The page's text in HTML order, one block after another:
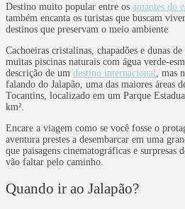
Destino muito popular entre os amantes do
também encanta os turistas que buscam
destinos que preservam o meio ambiente
Cachoeiras cristalinas, chapadões e dunas
muitas piscinas naturais com água verde-
descrição de um destino internacional , mas
falando do Jalapão, uma das maiores áreas
Tocantins, localizado em um Parque
km².
Encare a viagem como se você fosse o
aventura prestes a desembarcar em uma
que paisagens cinematográficas e surpresas
vão faltar pelo caminho.
Quando ir ao Jalapão?